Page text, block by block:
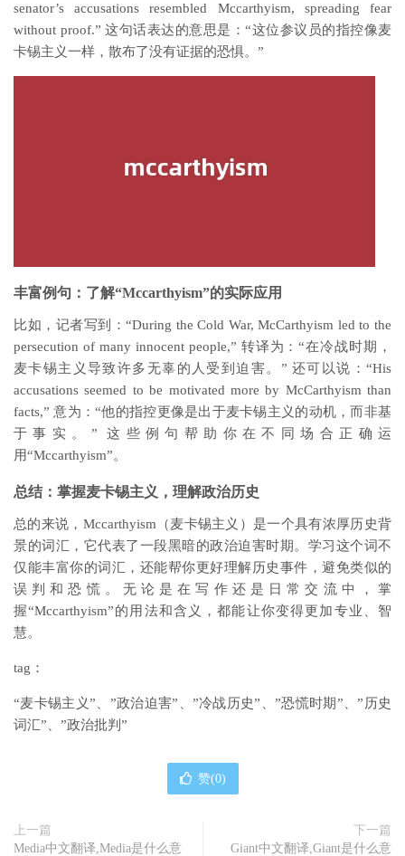
senator’s accusations resembled Mccarthyism, spreading fear
without proof.” 这句话表达的意思是：“这位参议员的指控像麦
卡锡主义一样，散布了没有证据的恐惧。”
丰富例句：了解“Mccarthyism”的实际应用
比如，记者写到：“During the Cold War, McCarthyism led to the
persecution of many innocent people,” 转译为：“在冷战时期，
麦卡锡主义导致许多无辜的人受到迫害。” 还可以说：“His
accusations seemed to be motivated more by McCarthyism than
facts,” 意为：“他的指控更像是出于麦卡锡主义的动机，而非基
于事实。” 这些例句帮助你在不同场合正确运
用“Mccarthyism”。
总结：掌握麦卡锡主义，理解政治历史
总的来说，Mccarthyism（麦卡锡主义）是一个具有浓厚历史背
景的词汇，它代表了一段黑暗的政治迫害时期。学习这个词不
仅能丰富你的词汇，还能帮你更好理解历史事件，避免类似的
误判和恐慌。无论是在写作还是日常交流中，掌
握“Mccarthyism”的用法和含义，都能让你变得更加专业、智
慧。
tag：
“麦卡锡主义”、”政治迫害”、”冷战历史”、”恐慌时期”、”历史
词汇”、”政治批判”
赞(0)
上一篇
Media中文翻译,Media是什么意
下一篇
Giant中文翻译,Giant是什么意